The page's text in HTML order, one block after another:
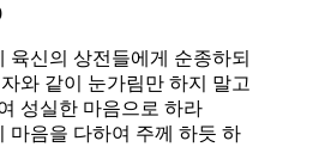
육신의 상전들에게 순종하되
와 같이 눈가림만 하지 말고
성실한 마음으로 하라
마음을 다하여 주께 하듯 하